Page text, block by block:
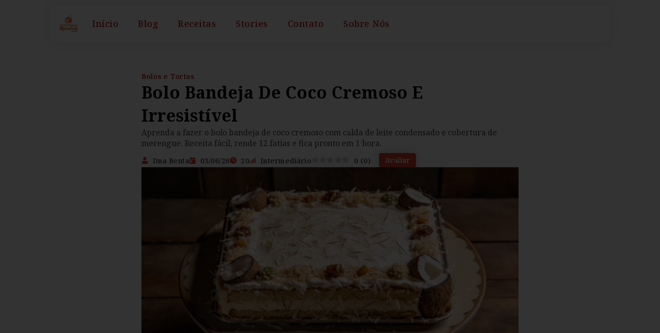
Início Blog Receitas Stories Contato Sobre Nós
Bolos e Tortas
Bolo Bandeja De Coco Cremoso E
Irresistível
Aprenda a fazer o bolo bandeja de coco cremoso com calda de leite condensado e cobertura de
merengue. Receita fácil, rende 12 fatias e fica pronto em 1 hora.
Dna Benta 03/06/26 20 Intermediário 0 (0) Avaliar